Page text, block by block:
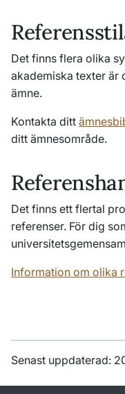
Det finns flera olika
akademiska texter är
ämne.
Kontakta ditt
ditt ämnesområde.
Det finns ett flertal
referenser. För dig
Information om olika
Senast uppdaterad: